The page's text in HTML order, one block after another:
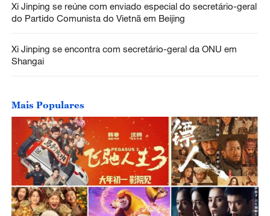
Xi Jinping se reúne com enviado especial do secretário-geral
do Partido Comunista do Vietnã em Beijing
Xi Jinping se encontra com secretário-geral da ONU em
Shangai
Mais Populares